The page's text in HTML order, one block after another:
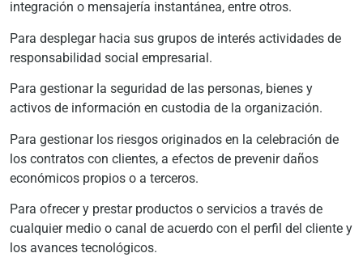
integración o mensajería instantánea, entre otros.
Para desplegar hacia sus grupos de interés actividades de
responsabilidad social empresarial.
Para gestionar la seguridad de las personas, bienes y
activos de información en custodia de la organización.
Para gestionar los riesgos originados en la celebración de
los contratos con clientes, a efectos de prevenir daños
económicos propios o a terceros.
Para ofrecer y prestar productos o servicios a través de
cualquier medio o canal de acuerdo con el perfil del cliente y
los avances tecnológicos.